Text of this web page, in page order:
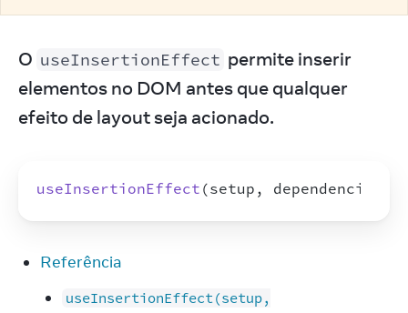
O useInsertionEffect permite inserir
elementos no DOM antes que qualquer
efeito de layout seja acionado.
useInsertionEffect (setup , dependencies
Referência
useInsertionEffect(setup,